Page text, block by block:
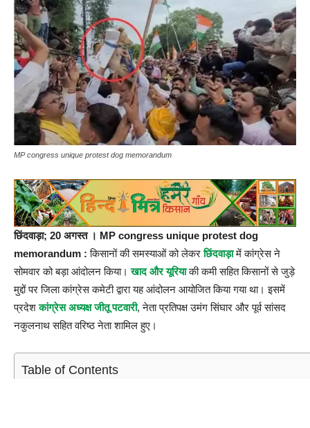
MP congress unique protest dog memorandum
छिंदवाड़ा; 20 अगस्त । MP congress unique protest dog
memorandum : किसानों की समस्याओं को लेकरछिंदवाड़ामें कांग्रेस ने
सोमवार को बड़ा आंदोलन किया।खाद और यूरियाकी कमी सहित किसानों से जुड़े
मुद्दों पर जिला कांग्रेस कमेटी द्वारा यह आंदोलन आयोजित किया गया था। इसमें
प्रदेशकांग्रेस अध्यक्ष जीतू पटवारी, नेता प्रतिपक्ष उमंग सिंघार और पूर्व सांसद
नकुलनाथ सहित वरिष्ठ नेता शामिल हुए।
Table of Contents